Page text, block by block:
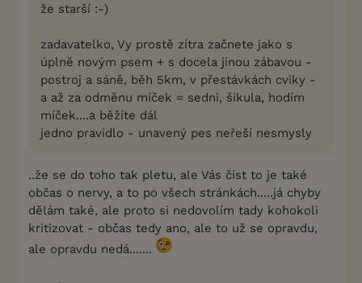
že starší :-)
zadavatelko, Vy prostě zítra začnete jako s
úplně novým psem + s docela jinou zábavou -
postroj a sáně, běh 5km, v přestávkách cviky -
a až za odměnu míček = sedni, šikula, hodím
míček....a běžíte dál
jedno pravidlo - unavený pes neřeší nesmysly
..že se do toho tak pletu, ale Vás číst to je také
občas o nervy, a to po všech stránkách.....já chyby
dělám také, ale proto si nedovolím tady kohokoli
kritizovat - občas tedy ano, ale to už se opravdu,
ale opravdu nedá.......